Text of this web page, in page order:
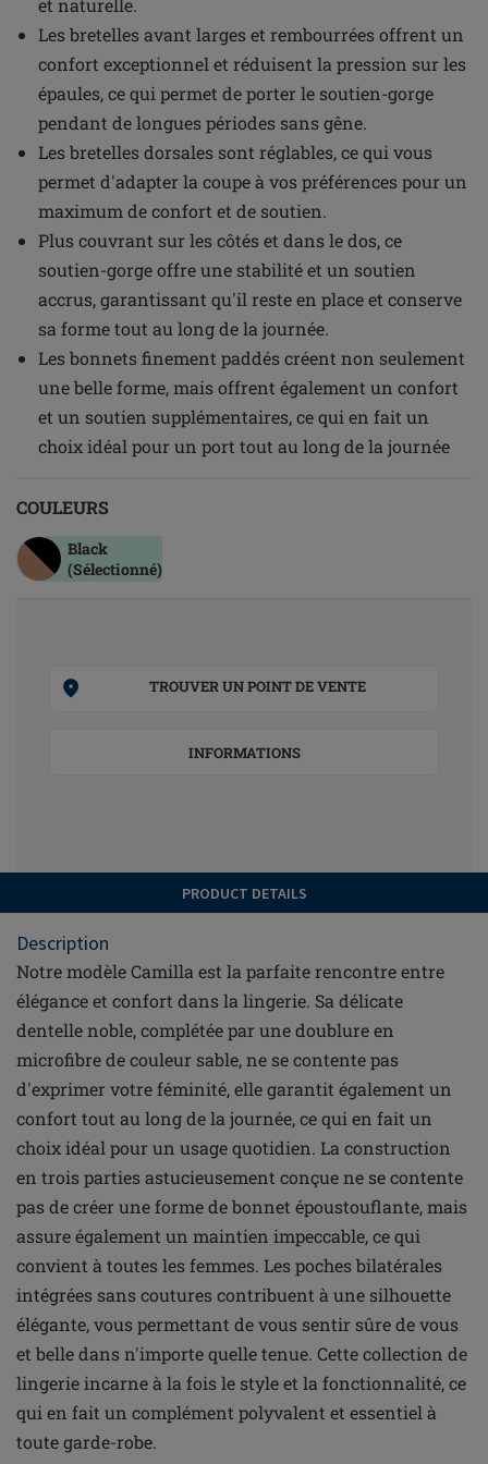
et naturelle.
Les bretelles avant larges et rembourrées offrent un
confort exceptionnel et réduisent la pression sur les
épaules, ce qui permet de porter le soutien-gorge
pendant de longues périodes sans gêne.
Les bretelles dorsales sont réglables, ce qui vous
permet d'adapter la coupe à vos préférences pour un
maximum de confort et de soutien.
Plus couvrant sur les côtés et dans le dos, ce
soutien-gorge offre une stabilité et un soutien
accrus, garantissant qu'il reste en place et conserve
sa forme tout au long de la journée.
Les bonnets finement paddés créent non seulement
une belle forme, mais offrent également un confort
et un soutien supplémentaires, ce qui en fait un
choix idéal pour un port tout au long de la journée
COULEURS
Black
(Sélectionné)
TROUVER UN POINT DE VENTE
INFORMATIONS
PRODUCT DETAILS
Description
Notre modèle Camilla est la parfaite rencontre entre
élégance et confort dans la lingerie. Sa délicate
dentelle noble, complétée par une doublure en
microfibre de couleur sable, ne se contente pas
d'exprimer votre féminité, elle garantit également un
confort tout au long de la journée, ce qui en fait un
choix idéal pour un usage quotidien. La construction
en trois parties astucieusement conçue ne se contente
pas de créer une forme de bonnet époustouflante, mais
assure également un maintien impeccable, ce qui
convient à toutes les femmes. Les poches bilatérales
intégrées sans coutures contribuent à une silhouette
élégante, vous permettant de vous sentir sûre de vous
et belle dans n'importe quelle tenue. Cette collection de
lingerie incarne à la fois le style et la fonctionnalité, ce
qui en fait un complément polyvalent et essentiel à
toute garde-robe.